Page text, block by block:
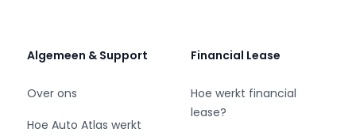
Algemeen & Support
Over ons
Hoe Auto Atlas werkt
Financial Lease
Hoe werkt financial
lease?